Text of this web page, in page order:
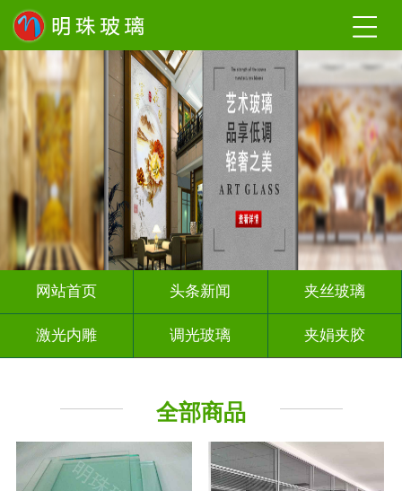
网站首页 头条新闻 夹丝玻璃
激光内雕 调光玻璃 夹娟夹胶
全部商品